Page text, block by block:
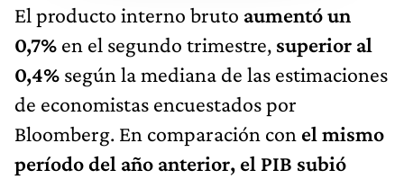
El producto interno bruto aumentó un
0,7% en el segundo trimestre, superior al
0,4% según la mediana de las estimaciones
de economistas encuestados por
Bloomberg. En comparación con el mismo
período del año anterior, el PIB subió